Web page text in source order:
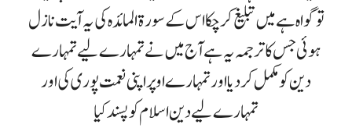
تو گواہ ہے میں تبلیغ کرچکا اس کے سورۃ المائدہ کی یہ آیت نازل
ہوئی جس کا ترجمہ یہ ہے آج میں نے تمہارے لیے تمہارے
دین کو مکمل کر دیا اور تمہارے اوپر اپنی نعمت پوری کی اور
تمہارے لیے دین اسلام کو پسند کیا